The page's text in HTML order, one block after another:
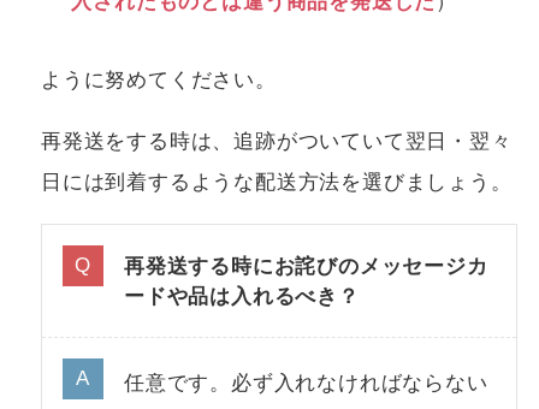
ように努めてください。
再発送をする時は、追跡がついていて翌日・翌々
日には到着するような配送方法を選びましょう。
再発送する時にお詫びのメッセージカ
ードや品は入れるべき？
任意です。必ず入れなければならない